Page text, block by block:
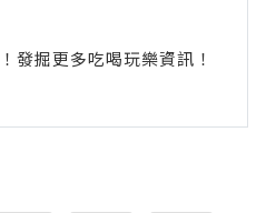
掘更多吃喝玩樂資訊！